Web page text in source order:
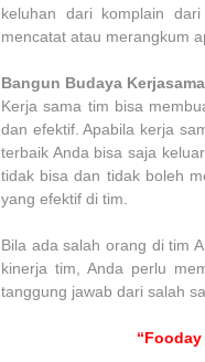
keluhan dari komplain
mencatat atau merangkum
Bangun Budaya
Kerja sama tim bisa
dan efektif. Apabila kerja
terbaik Anda bisa saja
tidak bisa dan tidak boleh
yang efektif di tim.
Bila ada salah orang di tim
kinerja tim, Anda perlu
tanggung jawab dari salah